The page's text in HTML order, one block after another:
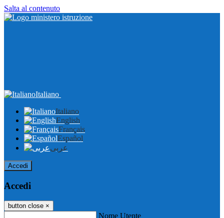
Salta al contenuto
Italiano
Italiano
English
Français
Español
عربى
Accedi
Accedi
button close ×
Nome Utente